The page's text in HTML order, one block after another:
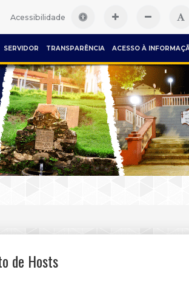
Acessibilidade
SERVIDOR TRANSPARÊNCIA ACESSO À
de Hosts